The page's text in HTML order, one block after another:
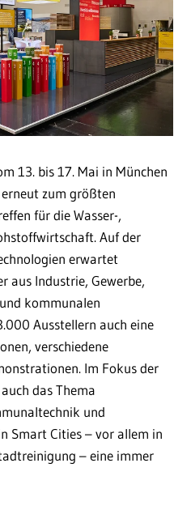
13. bis 17. Mai in München
zum größten
für die Wasser-,
Auf der
erwartet
aus Industrie, Gewerbe,
kommunalen
Ausstellern auch eine
verschiedene
Im Fokus der
das Thema
und
Smart Cities – vor allem in
– eine immer